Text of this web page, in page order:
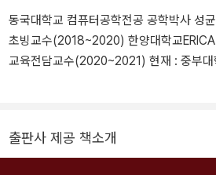
동국대학교 컴퓨터공학전공 공학박사 성
초빙교수(2018~2020) 한양대학교
교육전담교수(2020~2021) 현재 : 중부대
터분석, 프로그래밍, 오피스활용 등 다양한
출판사 제공 책소개